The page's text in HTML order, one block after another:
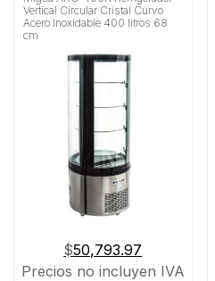
Vertical Circular Cristal Curvo
Acero Inoxidable 400 litros 68
cm
$50,793.97
Precios no incluyen IVA